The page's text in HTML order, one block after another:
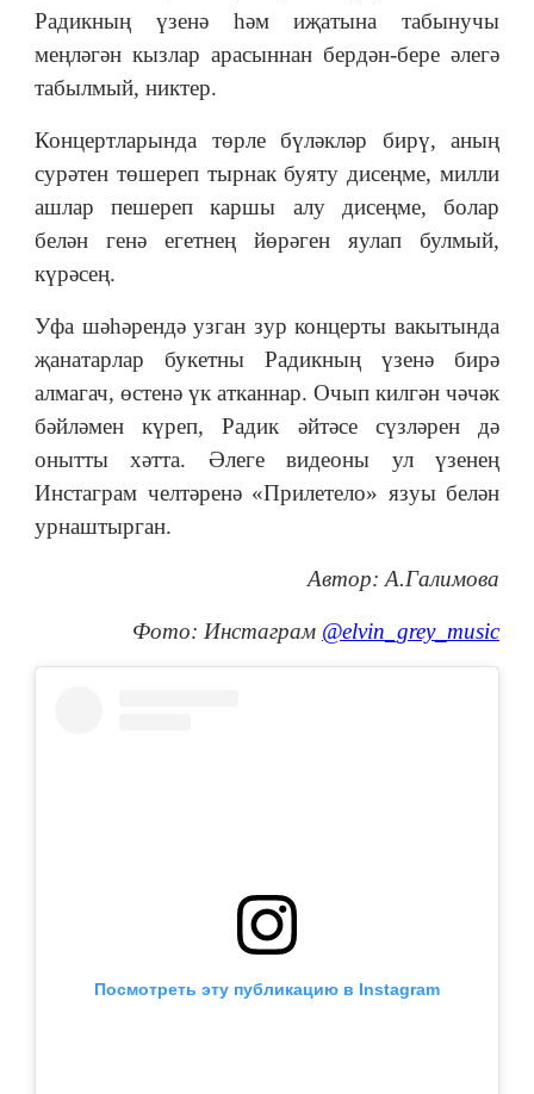
Радикның үзенә һәм иҗатына табынучы
меңләгән кызлар арасыннан бердән-бере әлегә
табылмый, никтер.
Концертларында төрле бүләкләр бирү, аның
сурәтен төшереп тырнак буяту дисеңме, милли
ашлар пешереп каршы алу дисеңме, болар
белән генә егетнең йөрәген яулап булмый,
күрәсең.
Уфа шәһәрендә узган зур концерты вакытында
җанатарлар букетны Радикның үзенә бирә
алмагач, өстенә үк атканнар. Очып килгән чәчәк
бәйләмен күреп, Радик әйтәсе сүзләрен дә
онытты хәтта. Әлеге видеоны ул үзенең
Инстаграм челтәренә «Прилетело» язуы белән
урнаштырган.
Автор: А.Галимова
Фото: Инстаграм @elvin_grey_music
Посмотреть эту публикацию в Instagram